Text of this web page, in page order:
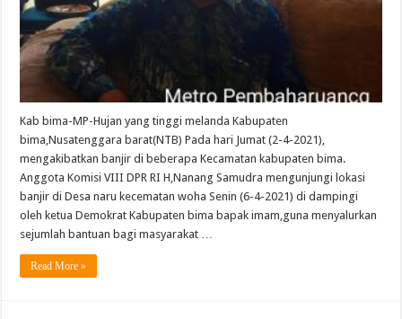
Kab bima-MP-Hujan yang tinggi melanda Kabupaten
bima,Nusatenggara barat(NTB) Pada hari Jumat (2-4-2021),
mengakibatkan banjir di beberapa Kecamatan kabupaten bima.
Anggota Komisi VIII DPR RI H,Nanang Samudra mengunjungi lokasi
banjir di Desa naru kecematan woha Senin (6-4-2021) di dampingi
oleh ketua Demokrat Kabupaten bima bapak imam,guna menyalurkan
sejumlah bantuan bagi masyarakat …
Read More »